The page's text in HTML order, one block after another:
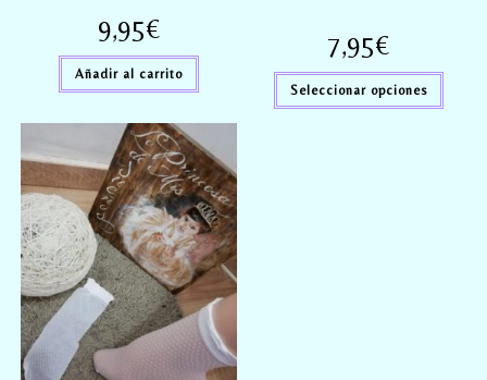
9,95€
Añadir al carrito
7,95€
Seleccionar opciones